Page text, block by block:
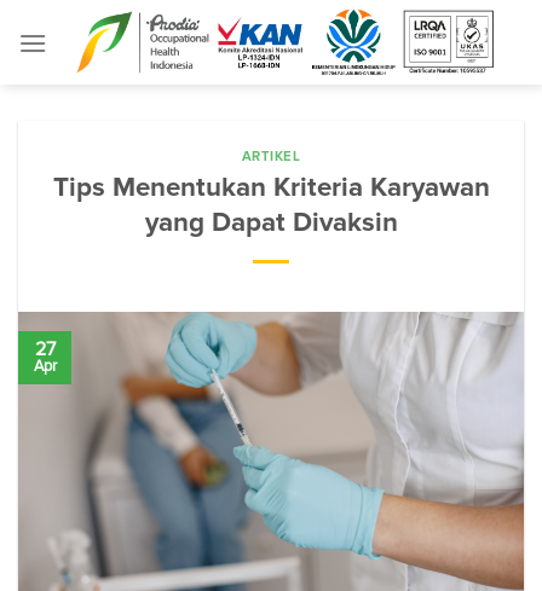
ARTIKEL
Tips Menentukan Kriteria Karyawan
yang Dapat Divaksin
27
Apr